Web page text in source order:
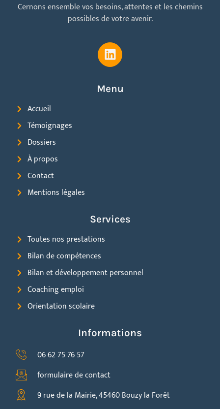
Cernons ensemble vos besoins, attentes et les chemins
possibles de votre avenir.
Menu
Accueil
Témoignages
Dossiers
À propos
Contact
Mentions légales
Services
Toutes nos prestations
Bilan de compétences
Bilan et développement personnel
Coaching emploi
Orientation scolaire
Informations
06 62 75 76 57
formulaire de contact
9 rue de la Mairie, 45460 Bouzy la Forêt